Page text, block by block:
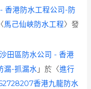
香港防水工程公司-防
馬己仙峽防水工程〉發
田區防水公司 - 香港
漏-抓漏水 」於〈進行
香港九龍防水